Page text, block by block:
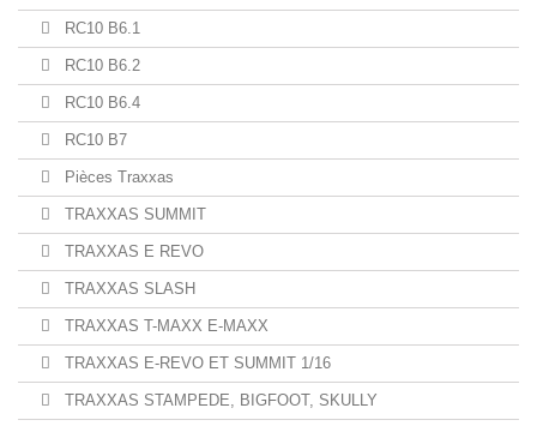
RC10 B6.1
RC10 B6.2
RC10 B6.4
RC10 B7
Pièces Traxxas
TRAXXAS SUMMIT
TRAXXAS E REVO
TRAXXAS SLASH
TRAXXAS T-MAXX E-MAXX
TRAXXAS E-REVO ET SUMMIT 1/16
TRAXXAS STAMPEDE, BIGFOOT, SKULLY